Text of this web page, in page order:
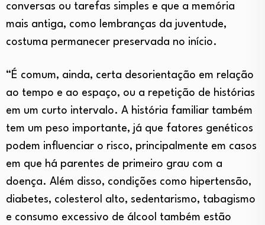
conversas ou tarefas simples e que a memória
mais antiga, como lembranças da juventude,
costuma permanecer preservada no início.
“É comum, ainda, certa desorientação em relação
ao tempo e ao espaço, ou a repetição de histórias
em um curto intervalo. A história familiar também
tem um peso importante, já que fatores genéticos
podem influenciar o risco, principalmente em casos
em que há parentes de primeiro grau com a
doença. Além disso, condições como hipertensão,
diabetes, colesterol alto, sedentarismo, tabagismo
e consumo excessivo de álcool também estão